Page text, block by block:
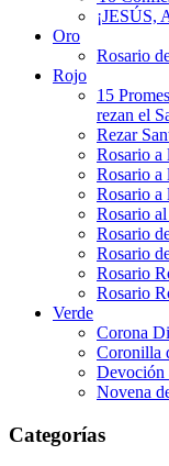
Oro
Rosario
Rojo
15
rezan el
Rezar
Rosario a
Rosario a
Rosario a
Rosario
Rosario
Rosario
Rosario
Rosario
Verde
Corona
Coronilla
Devoción
Novena
Categorías